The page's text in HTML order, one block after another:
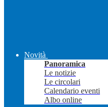
Novità
Panoramica
Le notizie
Le circolari
Calendario eventi
Albo online